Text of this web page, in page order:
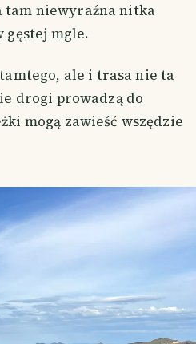
tam niewyraźna nitka
gęstej mgle.
ale i trasa nie ta
drogi prowadzą do
mogą zawieść wszędzie